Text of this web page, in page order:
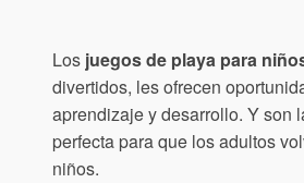
Los juegos de playa para
divertidos, les ofrecen
aprendizaje y desarrollo. Y son
perfecta para que los adultos
niños.